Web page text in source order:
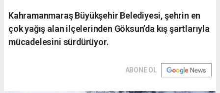
Kahramanmaraş Büyükşehir Belediyesi, şehrin en
çok yağış alan ilçelerinden Göksun’da kış şartlarıyla
mücadelesini sürdürüyor.
ABONE OL